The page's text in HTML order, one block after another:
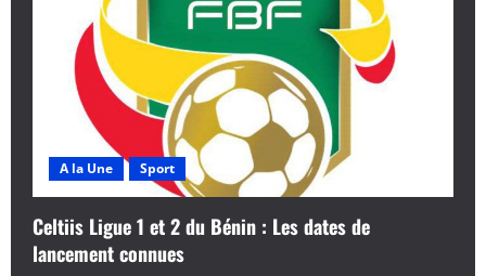
A la Une Sport
Celtiis Ligue 1 et 2 du Bénin : Les dates de
lancement connues